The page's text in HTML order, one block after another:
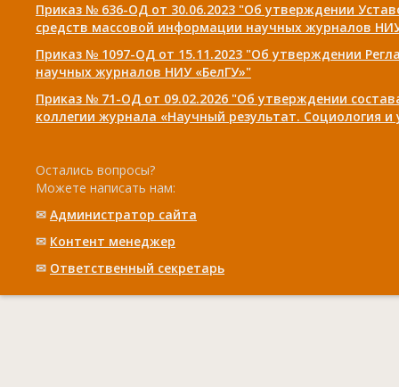
Приказ № 636-ОД от 30.06.2023 "Об утверждении
средств массовой информации научных журналов
Приказ № 1097-ОД от 15.11.2023 "Об утверждении
научных журналов НИУ «БелГУ»"
Приказ № 71-ОД от 09.02.2026 "Об утверждении
коллегии журнала «Научный результат. Социология и
Остались вопросы?
Можете написать нам:
✉ Администратор сайта
✉ Контент менеджер
✉ Ответственный cекретарь